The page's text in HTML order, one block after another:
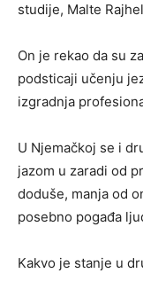
studije, Malte
On je rekao da su
podsticaji učenju
izgradnja
U Njemačkoj se i
jazom u zaradi od
doduše, manja od
posebno pogađa
Kakvo je stanje u